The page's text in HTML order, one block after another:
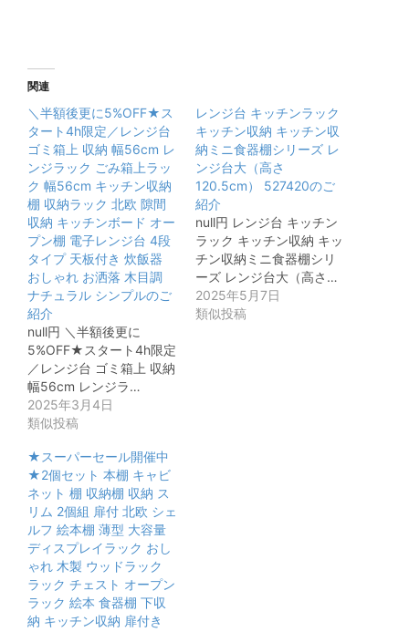
関連
＼半額後更に5%OFF★ス
タート4h限定／レンジ台
ゴミ箱上 収納 幅56cm レ
ンジラック ごみ箱上ラッ
ク 幅56cm キッチン収納
棚 収納ラック 北欧 隙間
収納 キッチンボード オー
プン棚 電子レンジ台 4段
タイプ 天板付き 炊飯器
おしゃれ お洒落 木目調
ナチュラル シンプルのご
紹介
null円 ＼半額後更に
5%OFF★スタート4h限定
／レンジ台 ゴミ箱上 収納
幅56cm レンジラ…
2025年3月4日
類似投稿
レンジ台 キッチンラック
キッチン収納 キッチン収
納ミニ食器棚シリーズ レ
ンジ台大（高さ
120.5cm） 527420のご
紹介
null円 レンジ台 キッチン
ラック キッチン収納 キッ
チン収納ミニ食器棚シリ
ーズ レンジ台大（高さ…
2025年5月7日
類似投稿
★スーパーセール開催中
★2個セット 本棚 キャビ
ネット 棚 収納棚 収納 ス
リム 2個組 扉付 北欧 シェ
ルフ 絵本棚 薄型 大容量
ディスプレイラック おし
ゃれ 木製 ウッドラック
ラック チェスト オープン
ラック 絵本 食器棚 下収
納 キッチン収納 扉付き